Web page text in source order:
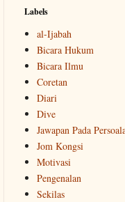
Labels
al-Ijabah
Bicara Hukum
Bicara Ilmu
Coretan
Diari
Dive
Jawapan Pada
Jom Kongsi
Motivasi
Pengenalan
Sekilas